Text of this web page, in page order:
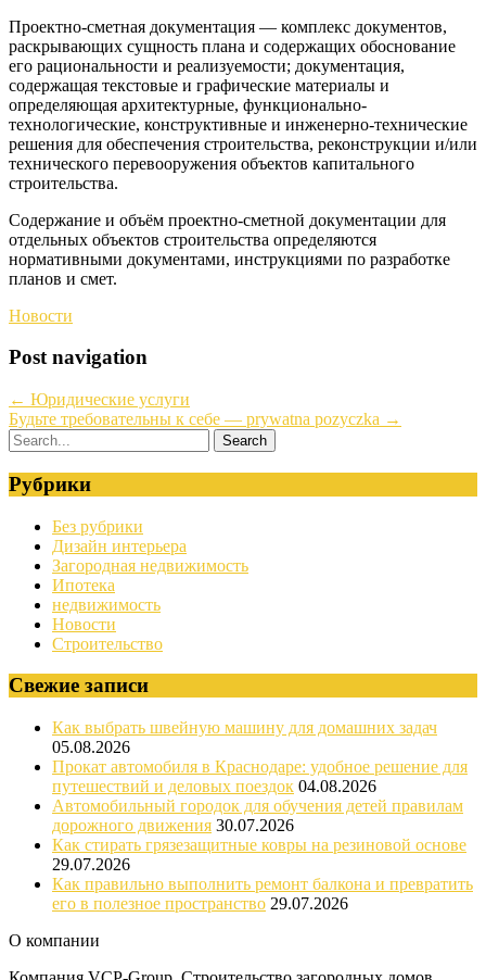
Проектно-сметная документация — комплекс документов,
раскрывающих сущность плана и содержащих обоснование
его рациональности и реализуемости; документация,
содержащая текстовые и графические материалы и
определяющая архитектурные, функционально-
технологические, конструктивные и инженерно-технические
решения для обеспечения строительства, реконструкции и/или
технического перевооружения объектов капитального
строительства.
Содержание и объём проектно-сметной документации для
отдельных объектов строительства определяются
нормативными документами, инструкциями по разработке
планов и смет.
Новости
Post navigation
← Юридические услуги
Будьте требовательны к себе — prywatna pozyczka →
Рубрики
Без рубрики
Дизайн интерьера
Загородная недвижимость
Ипотека
недвижимость
Новости
Строительство
Свежие записи
Как выбрать швейную машину для домашних задач
05.08.2026
Прокат автомобиля в Краснодаре: удобное решение для
путешествий и деловых поездок 04.08.2026
Автомобильный городок для обучения детей правилам
дорожного движения 30.07.2026
Как стирать грязезащитные ковры на резиновой основе
29.07.2026
Как правильно выполнить ремонт балкона и превратить
его в полезное пространство 29.07.2026
О компании